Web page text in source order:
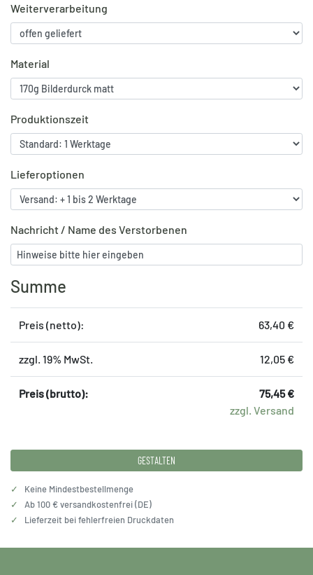
Weiterverarbeitung
Material
Produktionszeit
Lieferoptionen
Nachricht / Name des Verstorbenen
Summe
Preis (netto): 63,40 €
zzgl. 19% MwSt. 12,05 €
Preis (brutto):
75,45 €
zzgl. Versand
GESTALTEN
✓
Keine Mindestbestellmenge
✓
Ab 100 € versandkostenfrei (DE)
✓
Lieferzeit bei fehlerfreien Druckdaten